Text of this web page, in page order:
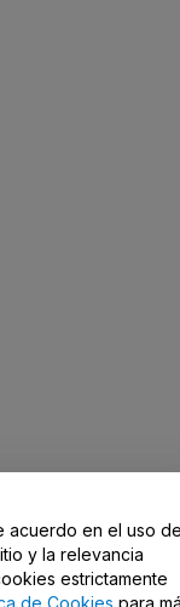
acuerdo en el uso
y la relevancia
estrictamente
de Cookies para